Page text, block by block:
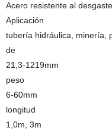
Acero resistente al
Aplicación
tubería hidráulica, minería,
de
21,3-1219mm
peso
6-60mm
longitud
1,0m, 3m